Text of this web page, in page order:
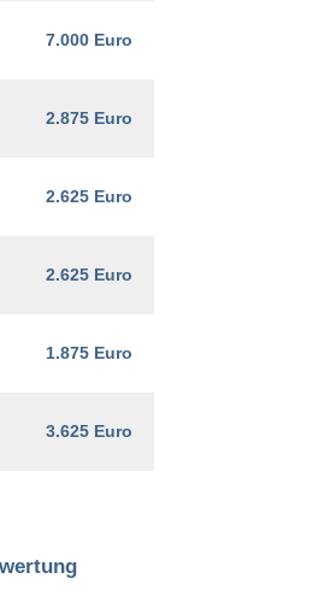
7.000 Euro
2.875 Euro
2.625 Euro
2.625 Euro
1.875 Euro
3.625 Euro